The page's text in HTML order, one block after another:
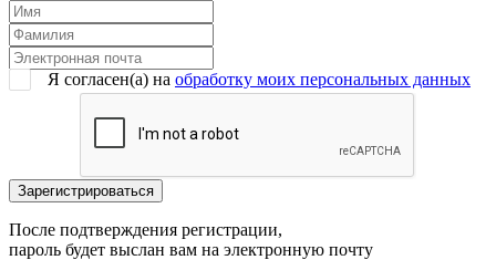
Я согласен(a) на обработку моих персональных данных
После подтверждения регистрации,
пароль будет выслан вам на электронную почту